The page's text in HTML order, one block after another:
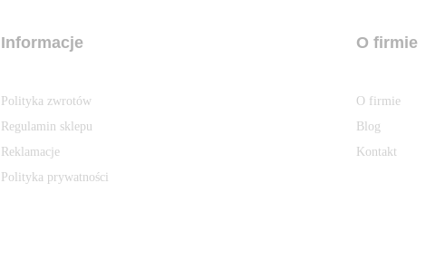
Informacje
Polityka zwrotów
Regulamin sklepu
Reklamacje
Polityka prywatności
O firmie
O firmie
Blog
Kontakt